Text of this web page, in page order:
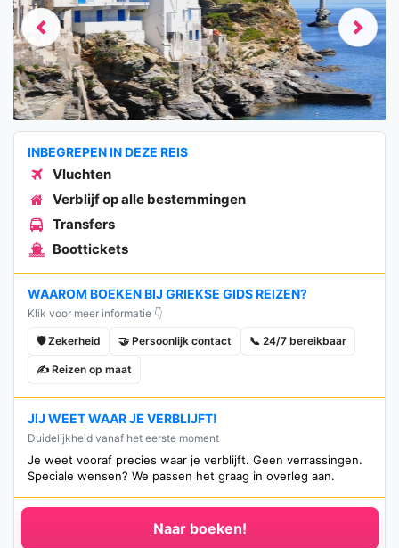
Previous Next
INBEGREPEN IN DEZE REIS
Vluchten
Verblijf op alle bestemmingen
Transfers
Boottickets
WAAROM BOEKEN BIJ GRIEKSE GIDS REIZEN?
Klik voor meer informatie 👇
🛡️ Zekerheid 🤝 Persoonlijk contact 📞 24/7 bereikbaar
✍️ Reizen op maat
JIJ WEET WAAR JE VERBLIJFT!
Duidelijkheid vanaf het eerste moment
Je weet vooraf precies waar je verblijft. Geen verrassingen.
Speciale wensen? We passen het graag in overleg aan.
Naar boeken!